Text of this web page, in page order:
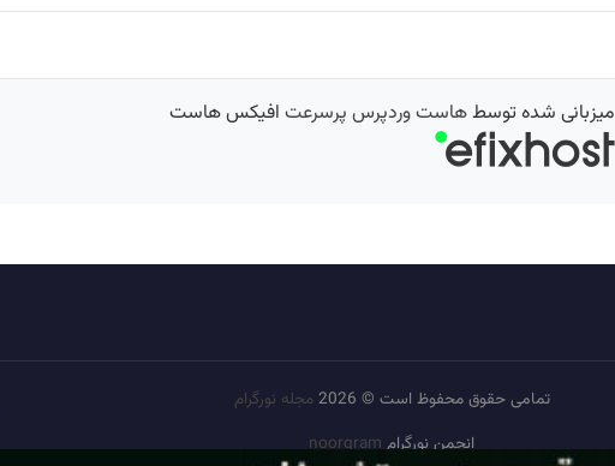
میزبانی شده توسطهاست وردپرس پرسرعت افیکس هاست
تمامی حقوق محفوظ است © 2026
مجله نورگرام
انجمن نورگرامnoorgram